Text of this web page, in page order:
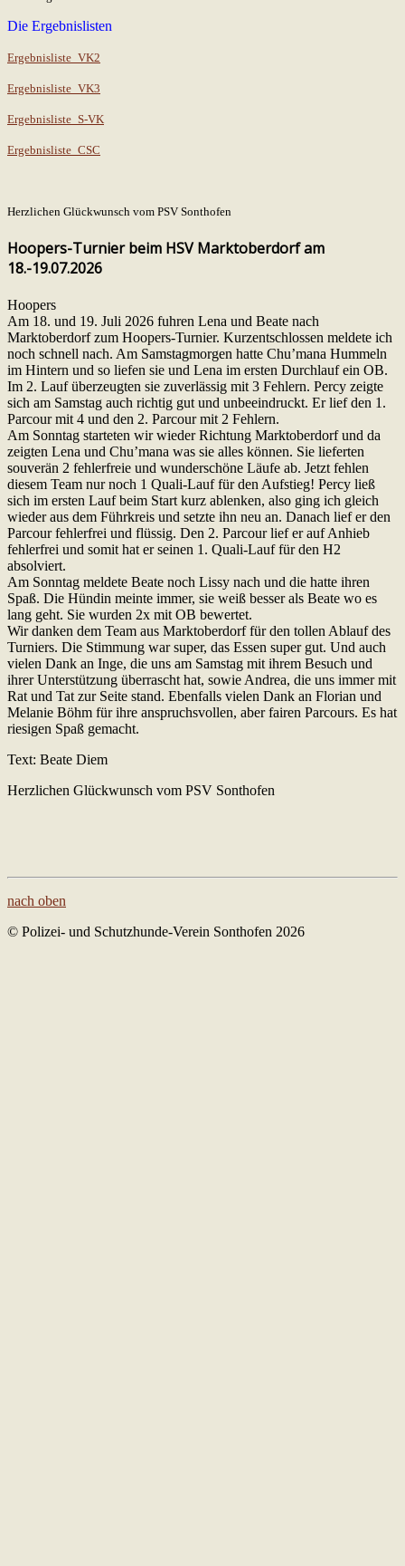
Die Ergebnislisten
Ergebnisliste_VK2
Ergebnisliste_VK3
Ergebnisliste_S-VK
Ergebnisliste_CSC
Herzlichen Glückwunsch vom PSV Sonthofen
Hoopers-Turnier beim HSV Marktoberdorf am
18.-19.07.2026
Hoopers
Am 18. und 19. Juli 2026 fuhren Lena und Beate nach
Marktoberdorf zum Hoopers-Turnier. Kurzentschlossen meldete ich
noch schnell nach. Am Samstagmorgen hatte Chu’mana Hummeln
im Hintern und so liefen sie und Lena im ersten Durchlauf ein OB.
Im 2. Lauf überzeugten sie zuverlässig mit 3 Fehlern. Percy zeigte
sich am Samstag auch richtig gut und unbeeindruckt. Er lief den 1.
Parcour mit 4 und den 2. Parcour mit 2 Fehlern.
Am Sonntag starteten wir wieder Richtung Marktoberdorf und da
zeigten Lena und Chu’mana was sie alles können. Sie lieferten
souverän 2 fehlerfreie und wunderschöne Läufe ab. Jetzt fehlen
diesem Team nur noch 1 Quali-Lauf für den Aufstieg! Percy ließ
sich im ersten Lauf beim Start kurz ablenken, also ging ich gleich
wieder aus dem Führkreis und setzte ihn neu an. Danach lief er den
Parcour fehlerfrei und flüssig. Den 2. Parcour lief er auf Anhieb
fehlerfrei und somit hat er seinen 1. Quali-Lauf für den H2
absolviert.
Am Sonntag meldete Beate noch Lissy nach und die hatte ihren
Spaß. Die Hündin meinte immer, sie weiß besser als Beate wo es
lang geht. Sie wurden 2x mit OB bewertet.
Wir danken dem Team aus Marktoberdorf für den tollen Ablauf des
Turniers. Die Stimmung war super, das Essen super gut. Und auch
vielen Dank an Inge, die uns am Samstag mit ihrem Besuch und
ihrer Unterstützung überrascht hat, sowie Andrea, die uns immer mit
Rat und Tat zur Seite stand. Ebenfalls vielen Dank an Florian und
Melanie Böhm für ihre anspruchsvollen, aber fairen Parcours. Es hat
riesigen Spaß gemacht.
Text: Beate Diem
Herzlichen Glückwunsch vom PSV Sonthofen
nach oben
© Polizei- und Schutzhunde-Verein Sonthofen 2026